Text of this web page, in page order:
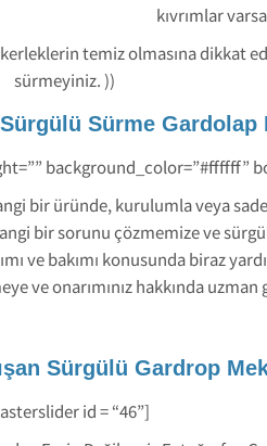
kıvrımlar
temiz olmasına dikkat
sürmeyiniz. ))
Sürme Gardolap
background_color=”#ffffff”
bir üründe, kurulumla veya
bir sorunu çözmemize ve
ve bakımı konusunda biraz
ve onarımınız hakkında uzman
Sürgülü Gardrop
id = “46”]